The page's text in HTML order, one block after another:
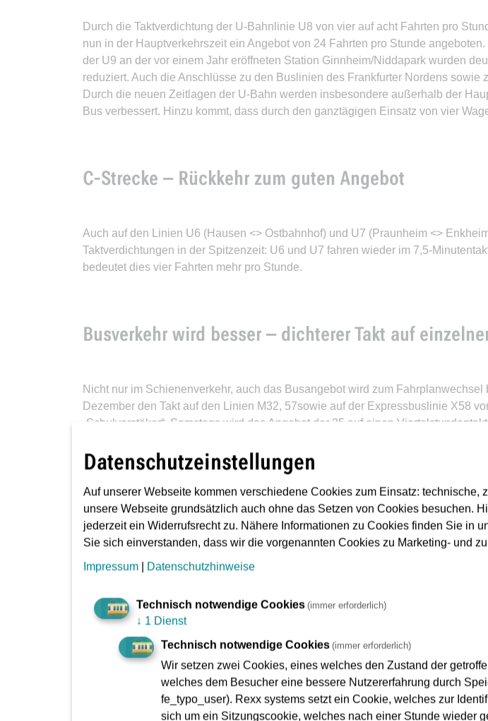
Durch die Taktverdichtung der U-Bahnlinie U8 von vier auf acht Fahrten pro
nun in der Hauptverkehrszeit ein Angebot von 24 Fahrten pro Stunde
der U9 an der vor einem Jahr eröffneten Station Ginnheim/Niddapark wurden
reduziert. Auch die Anschlüsse zu den Buslinien des Frankfurter Nordens
Durch die neuen Zeitlagen der U-Bahn werden insbesondere außerhalb der
Bus verbessert. Hinzu kommt, dass durch den ganztägigen Einsatz von vier
C-Strecke – Rückkehr zum guten Angebot
Auch auf den Linien U6 (Hausen <> Ostbahnhof) und U7 (Praunheim <>
Taktverdichtungen in der Spitzenzeit: U6 und U7 fahren wieder im 7,5-
bedeutet dies vier Fahrten mehr pro Stunde.
Busverkehr wird besser – dichterer Takt auf
Nicht nur im Schienenverkehr, auch das Busangebot wird zum
Dezember den Takt auf den Linien M32, 57sowie auf der Expressbuslinie X58
„Schulverstäker“. Samstags wird das Angebot der 25 auf einen
Fahrzeitanpassungen bei Straßenbahn und Bus
Ein Fahrplanwechsel bietet die Gelegenheit, aktuelle Erfahrungen einfließen zu
zum diesjährigen Fahrplanwechsel in großem Stil die Fahrzeiten an.
Gestiegenes Verkehrsaufkommen, Staus, Baustellen und andere
so dass die Fahrzeiten nicht verlässlich eingehalten werden können.
sind gefährdet. Daher hat traffiQ auf allen Straßenbahnlinien, mit Ausnahme
Auch die Fahrzeiten der Buslinien 39, 50, X53, 53, M55, 58, 59 und 89 wurden
Verlängerung der Reisezeiten, aber auch pünktlichere Abfahrten und damit
Datenschutzeinstellungen
Auf unserer Webseite kommen verschiedene Cookies zum Einsatz:
unsere Webseite grundsätzlich auch ohne das Setzen von Cookies besuchen.
jederzeit ein Widerrufsrecht zu. Nähere Informationen zu Cookies finden Sie in
Sie sich einverstanden, dass wir die vorgenannten Cookies zu Marketing- und
Impressum | Datenschutzhinweise
Technisch notwendige Cookies (immer erforderlich)
↓ 1 Dienst
Technisch notwendige Cookies (immer erforderlich)
Wir setzen zwei Cookies, eines welches den Zustand der
welches dem Besucher eine bessere Nutzererfahrung durch
fe_typo_user). Rexx systems setzt ein Cookie, welches zur
sich um ein Sitzungscookie, welches nach einer Stunde wieder